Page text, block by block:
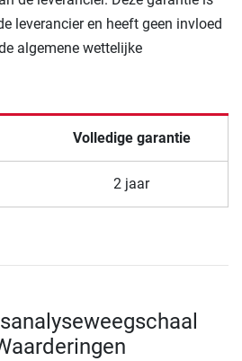
leverancier en heeft geen invloed
algemene wettelijke
Volledige garantie
2 jaar